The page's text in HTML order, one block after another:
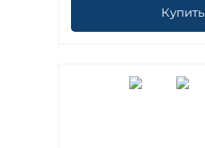
Купить